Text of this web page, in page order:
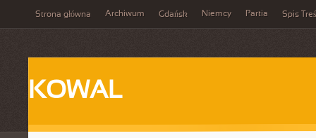
Strona główna Archiwum Gdańsk Niemcy Partia Spis
KOWAL